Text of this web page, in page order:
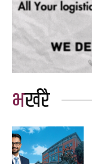
भर्खरै